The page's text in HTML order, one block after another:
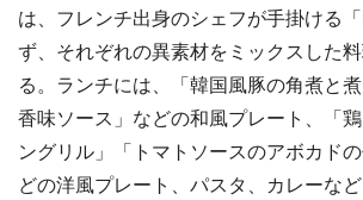
は、フレンチ出身のシェフが手掛ける
ず、それぞれの異素材をミックスした
る。ランチには、「韓国風豚の角煮と
香味ソース」などの和風プレート、「
ングリル」「トマトソースのアボカド
どの洋風プレート、パスタ、カレーな